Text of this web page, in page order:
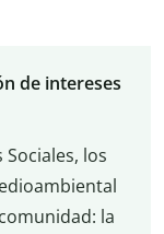
de intereses
Sociales, los
la